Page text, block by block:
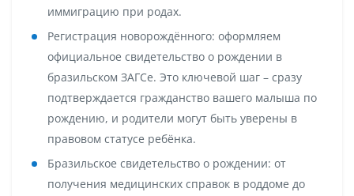
иммиграцию при родах.
Регистрация новорождённого: оформляем
официальное свидетельство о рождении в
бразильском ЗАГСе. Это ключевой шаг – сразу
подтверждается гражданство вашего малыша по
рождению, и родители могут быть уверены в
правовом статусе ребёнка.
Бразильское свидетельство о рождении: от
получения медицинских справок в роддоме до